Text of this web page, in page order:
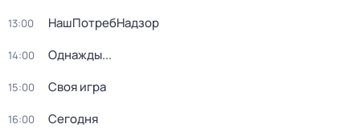
13:00 НашПотребНадзор
14:00 Однажды...
15:00 Своя игра
16:00 Сегодня